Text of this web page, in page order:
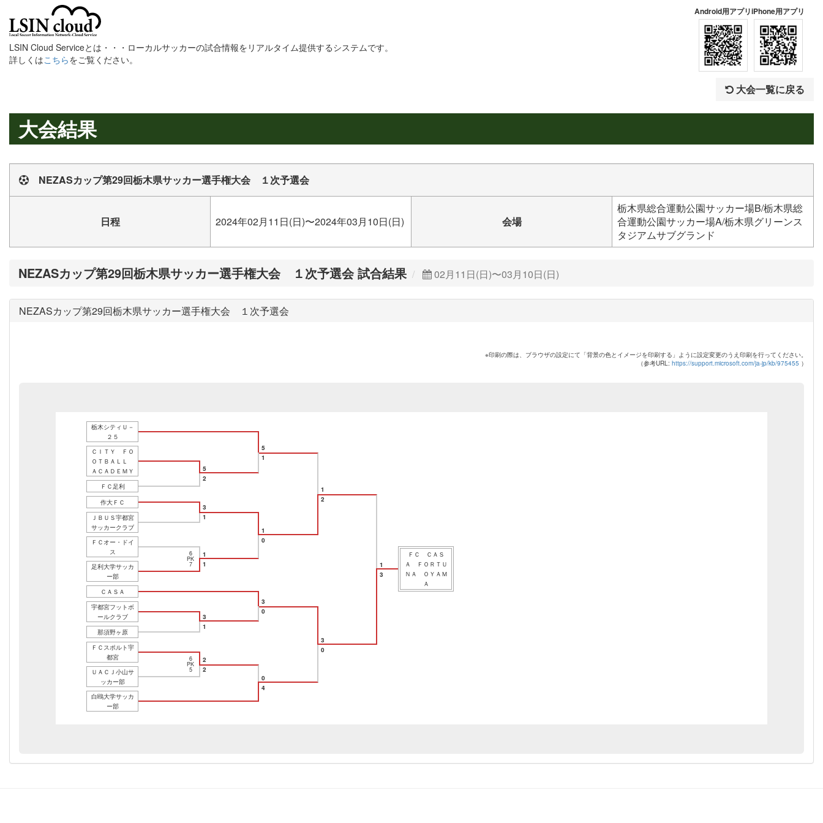
LSIN Cloud Serviceとは・・・ローカルサッカーの試合情報をリアルタイム提供するシステムです。
詳しくはこちらをご覧ください。
Android用アプリiPhone用アプリ
大会一覧に戻る
大会結果
NEZASカップ第29回栃木県サッカー選手権大会 １次予選会
日程 2024年02月11日(日)〜2024年03月10日(日) 会場
栃木県総合運動公園サッカー場B/栃木県総
合運動公園サッカー場A/栃木県グリーンス
タジアムサブグランド
NEZASカップ第29回栃木県サッカー選手権大会 １次予選会 試合結果 02月11日(日)〜03月10日(日)
NEZASカップ第29回栃木県サッカー選手権大会 １次予選会
※印刷の際は、ブラウザの設定にて「背景の色とイメージを印刷する」ように設定変更のうえ印刷を行ってください。
（参考URL: https://support.microsoft.com/ja-jp/kb/975455 ）
栃木シティＵ－
２５
5
ＣＩＴＹ ＦＯ
ＯＴＢＡＬＬ
ＡＣＡＤＥＭＹ
5
ＦＣ足利
2
1
1
作大ＦＣ
3
ＪＢＵＳ宇都宮
サッカークラブ
1
1
ＦＣオー・ドイ
ス
1
PK
6
足利大学サッカ
ー部
1
7
0
2
1
ＣＡＳＡ
3
宇都宮フットボ
ールクラブ
3
那須野ヶ原
1
0
3
ＦＣスポルト宇
都宮
2
PK
6
ＵＡＣＪ小山サ
ッカー部
2
5
0
白鴎大学サッカ
ー部
4
0
3
ＦＣ ＣＡＳ
Ａ ＦＯＲＴＵ
ＮＡ ＯＹＡＭ
Ａ